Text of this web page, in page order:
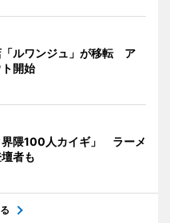
「ルワンジュ」が移転 ア
開始
界隈100人カイギ」 ラーメ
者も